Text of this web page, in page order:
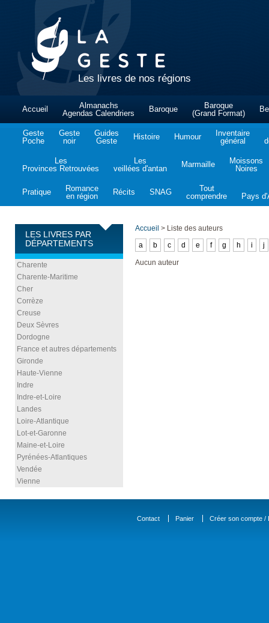
Les livres de nos régions
Accueil
Almanachs
Agendas Calendriers
Baroque
Baroque
(Grand Format)
Geste
Poche
Geste
noir
Guides
Geste
Histoire Humour
Inventaire
général
Les
Provinces Retrouvées
Les
veillées d'antan
Marmaille
Moissons
Noires
Pratique
Romance
en région
Récits SNAG
Tout
comprendre
Pays
LES LIVRES PAR
DÉPARTEMENTS
Charente
Charente-Maritime
Cher
Corrèze
Creuse
Deux Sèvres
Dordogne
France et autres départements
Gironde
Haute-Vienne
Indre
Indre-et-Loire
Landes
Loire-Atlantique
Lot-et-Garonne
Maine-et-Loire
Pyrénées-Atlantiques
Vendée
Vienne
Accueil > Liste des auteurs
a
b c d e f g h i j
Aucun auteur
Contact Panier Créer son compte /